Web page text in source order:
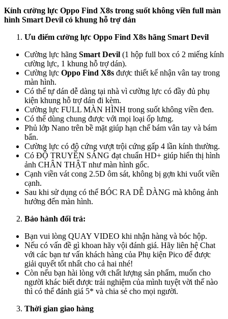
Kính cường lực Oppo Find X8s trong suốt không viền full màn
hình Smart Devil có khung hỗ trợ dán
Ưu điểm cường lực Oppo Find X8s hãng Smart Devil
Cường lực hãng Smart Devil (1 hộp full box có 2 miếng kính
cường lực, 1 khung hỗ trợ dán).
Cường lực Oppo Find X8s được thiết kế nhận vân tay trong
màn hình.
Có thể tự dán dễ dàng tại nhà vì cường lực có đầy đủ phụ
kiện khung hỗ trợ dán đi kèm.
Cường lực FULL MÀN HÌNH trong suốt không viền đen.
Có thể dùng chung được với mọi loại ốp lưng.
Phủ lớp Nano trên bề mặt giúp hạn chế bám vân tay và bám
bẩn.
Cường lực có độ cứng vượt trội cứng gấp 4 lần kính thường.
Có ĐỘ TRUYỀN SÁNG đạt chuẩn HD+ giúp hiển thị hình
ảnh CHÂN THẬT như màn hình gốc.
Cạnh viền vát cong 2.5D ôm sát, không bị gợn khi vuốt viền
cạnh.
Sau khi sử dụng có thể BÓC RA DỄ DÀNG mà không ảnh
hưởng đến màn hình.
Bảo hành đổi trả:
Bạn vui lòng QUAY VIDEO khi nhận hàng và bóc hộp.
Nếu có vấn đề gì khoan hãy vội đánh giá. Hãy liên hệ Chat
với các bạn tư vấn khách hàng của Phụ kiện Pico để được
giải quyết tốt nhất cho cả hai nhé!
Còn nếu bạn hài lòng với chất lượng sản phẩm, muốn cho
người khác biết được trải nghiệm của mình tuyệt vời thế nào
thì có thể đánh giá 5* và chia sẻ cho mọi người.
Thời gian giao hàng